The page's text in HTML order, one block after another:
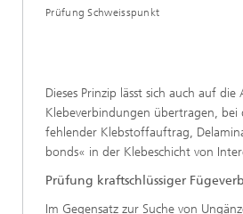
Prüfung Schweisspunkt
Dieses Prinzip lässt sich auch auf die
Klebeverbindungen übertragen, bei
fehlender Klebstoffauftrag,
bonds« in der Klebeschicht von
Prüfung kraftschlüssiger
Im Gegensatz zur Suche von